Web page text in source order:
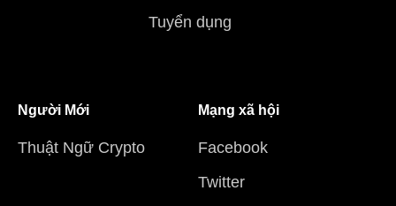
Tuyển dụng
Người Mới
Thuật Ngữ Crypto
Mạng xã hội
Facebook
Twitter